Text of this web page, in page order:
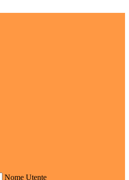
Nome Utente